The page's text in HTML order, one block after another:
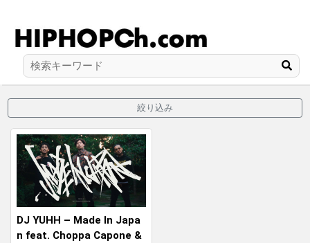
絞り込み
DJ YUHH – Made In Japa
n feat. Choppa Capone &